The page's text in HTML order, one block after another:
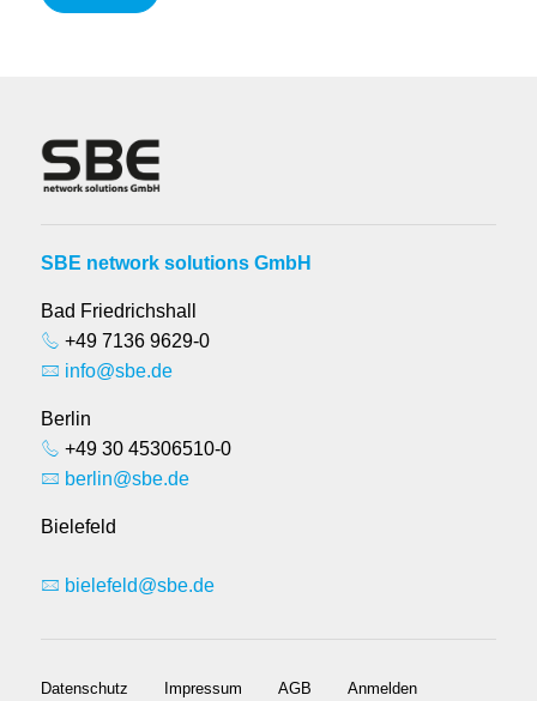
SBE network solutions GmbH
Bad Friedrichshall
+49 7136 9629-0
info@sbe.de
Berlin
+49 30 45306510-0
berlin@sbe.de
Bielefeld
bielefeld@sbe.de
Datenschutz Impressum AGB Anmelden